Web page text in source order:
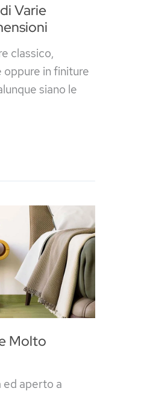
Varie
classico,
oppure in finiture
siano le
Molto
ed aperto a